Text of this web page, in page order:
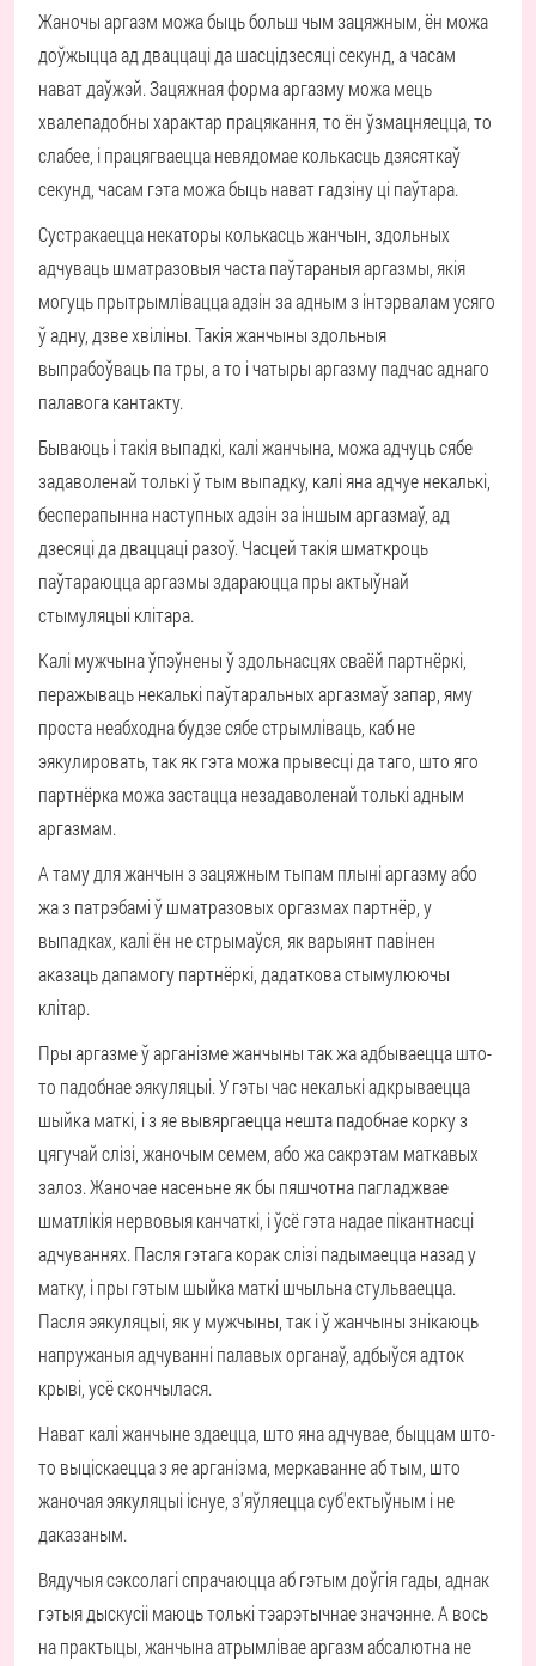
Жаночы аргазм можа быць больш чым зацяжным, ён можа
доўжыцца ад дваццаці да шасцідзесяці секунд, а часам
нават даўжэй. Зацяжная форма аргазму можа мець
хвалепадобны характар працякання, то ён ўзмацняецца, то
слабее, і працягваецца невядомае колькасць дзясяткаў
секунд, часам гэта можа быць нават гадзіну ці паўтара.
Сустракаецца некаторы колькасць жанчын, здольных
адчуваць шматразовыя часта паўтараныя аргазмы, якія
могуць прытрымлівацца адзін за адным з інтэрвалам усяго
ў адну, дзве хвіліны. Такія жанчыны здольныя
выпрабоўваць па тры, а то і чатыры аргазму падчас аднаго
палавога кантакту.
Бываюць і такія выпадкі, калі жанчына, можа адчуць сябе
задаволенай толькі ў тым выпадку, калі яна адчуе некалькі,
бесперапынна наступных адзін за іншым аргазмаў, ад
дзесяці да дваццаці разоў. Часцей такія шматкроць
паўтараюцца аргазмы здараюцца пры актыўнай
стымуляцыі клітара.
Калі мужчына ўпэўнены ў здольнасцях сваёй партнёркі,
перажываць некалькі паўтаральных аргазмаў запар, яму
проста неабходна будзе сябе стрымліваць, каб не
эякулировать, так як гэта можа прывесці да таго, што яго
партнёрка можа застацца незадаволенай толькі адным
аргазмам.
А таму для жанчын з зацяжным тыпам плыні аргазму або
жа з патрэбамі ў шматразовых оргазмах партнёр, у
выпадках, калі ён не стрымаўся, як варыянт павінен
аказаць дапамогу партнёркі, дадаткова стымулюючы
клітар.
Пры аргазме ў арганізме жанчыны так жа адбываецца што-
то падобнае эякуляцыі. У гэты час некалькі адкрываецца
шыйка маткі, і з яе вывяргаецца нешта падобнае корку з
цягучай слізі, жаночым семем, або жа сакрэтам маткавых
залоз. Жаночае насеньне як бы пяшчотна пагладжвае
шматлікія нервовыя канчаткі, і ўсё гэта надае пікантнасці
адчуваннях. Пасля гэтага корак слізі падымаецца назад у
матку, і пры гэтым шыйка маткі шчыльна стульваецца.
Пасля эякуляцыі, як у мужчыны, так і ў жанчыны знікаюць
напружаныя адчуванні палавых органаў, адбыўся адток
крыві, усё скончылася.
Нават калі жанчыне здаецца, што яна адчувае, быццам што-
то выціскаецца з яе арганізма, меркаванне аб тым, што
жаночая эякуляцыі існуе, з'яўляецца суб'ектыўным і не
даказаным.
Вядучыя сэксолагі спрачаюцца аб гэтым доўгія гады, аднак
гэтыя дыскусіі маюць толькі тэарэтычнае значэнне. А вось
на практыцы, жанчына атрымлівае аргазм абсалютна не